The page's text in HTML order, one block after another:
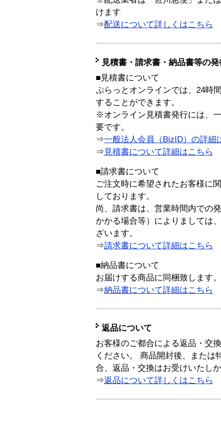
けます
⇒配送について詳しくはこちら
見積書・請求書・納品書等の
■見積書について
ぷらっとオンラインでは、24時
することができます。
※オンライン見積書発行には、
要です。
⇒一般法人会員（BizID）の詳細
⇒ 見積書について詳細はこちら
■請求書について
ご注文時に希望されたお客様に
しております。
尚、請求書は、営業時間内での
かかる場合等）によりましては
ざいます。
⇒請求書について詳細はこちら
■納品書について
お届けする商品に同梱致します。
⇒納品書について詳細はこちら
返品について
お客様のご都合による返品・交
ください。 商品開封後、または
合、返品・交換はお受けいたし
⇒返品について詳しくはこちら